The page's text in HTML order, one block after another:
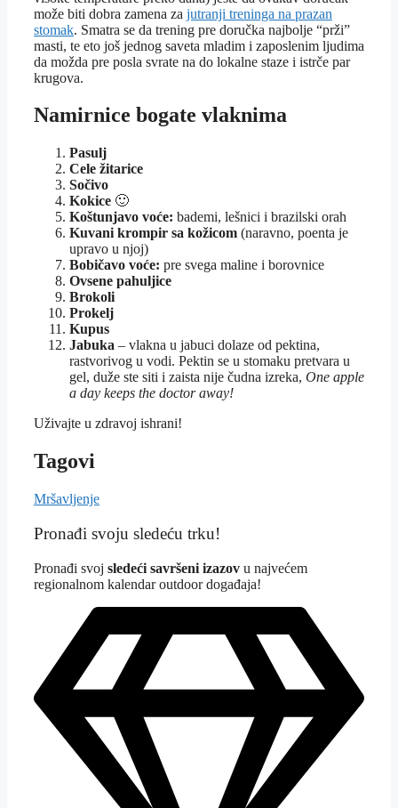
može biti dobra zamena za jutranji treninga na prazan
stomak. Smatra se da trening pre doručka najbolje “prži”
masti, te eto još jednog saveta mladim i zaposlenim ljudima
da možda pre posla svrate na do lokalne staze i istrče par
krugova.
Namirnice bogate vlaknima
Pasulj
Cele žitarice
Sočivo
Kokice 🙂
Koštunjavo voće: bademi, lešnici i brazilski orah
Kuvani krompir sa kožicom (naravno, poenta je
upravo u njoj)
Bobičavo voće: pre svega maline i borovnice
Ovsene pahuljice
Brokoli
Prokelj
Kupus
Jabuka – vlakna u jabuci dolaze od pektina,
rastvorivog u vodi. Pektin se u stomaku pretvara u
gel, duže ste siti i zaista nije čudna izreka, One apple
a day keeps the doctor away!
Uživajte u zdravoj ishrani!
Tagovi
Mršavljenje
Pronađi svoju sledeću trku!
Pronađi svoj sledeći savršeni izazov u najvećem
regionalnom kalendar outdoor događaja!